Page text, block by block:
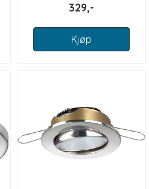
329,-
Kjøp